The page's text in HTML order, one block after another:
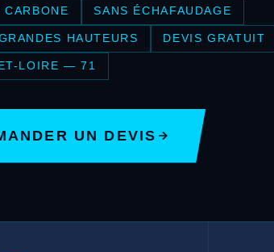
CARBONE SANS ÉCHAFAUDAGE
HAUTEURS DEVIS GRATUIT
LOIRE — 71
UN DEVIS